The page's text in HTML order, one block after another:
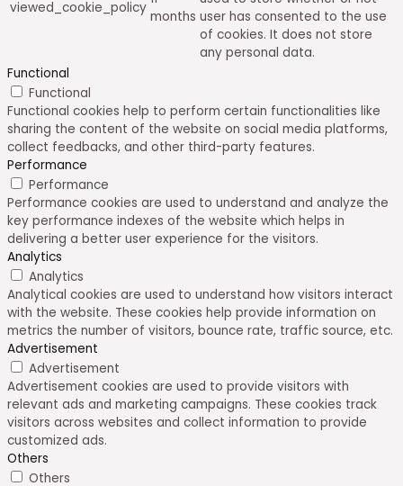
Functional cookies help to perform certain functionalities like
sharing the content of the website on social media platforms,
collect feedbacks, and other third-party features.
Performance
Performance
Performance cookies are used to understand and analyze the
key performance indexes of the website which helps in
delivering a better user experience for the visitors.
Analytics
Analytics
Analytical cookies are used to understand how visitors interact
with the website. These cookies help provide information on
metrics the number of visitors, bounce rate, traffic source, etc.
Advertisement
Advertisement
Advertisement cookies are used to provide visitors with
relevant ads and marketing campaigns. These cookies track
visitors across websites and collect information to provide
customized ads.
Others
Others
Other uncategorized cookies are those that are being
analyzed and have not been classified into a category as yet.
ULOŽIT A PŘIJMOUT